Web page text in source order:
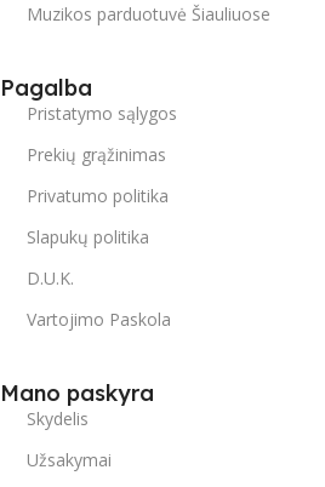
Muzikos parduotuvė Šiauliuose
Pagalba
Pristatymo sąlygos
Prekių grąžinimas
Privatumo politika
Slapukų politika
D.U.K.
Vartojimo Paskola
Mano paskyra
Skydelis
Užsakymai